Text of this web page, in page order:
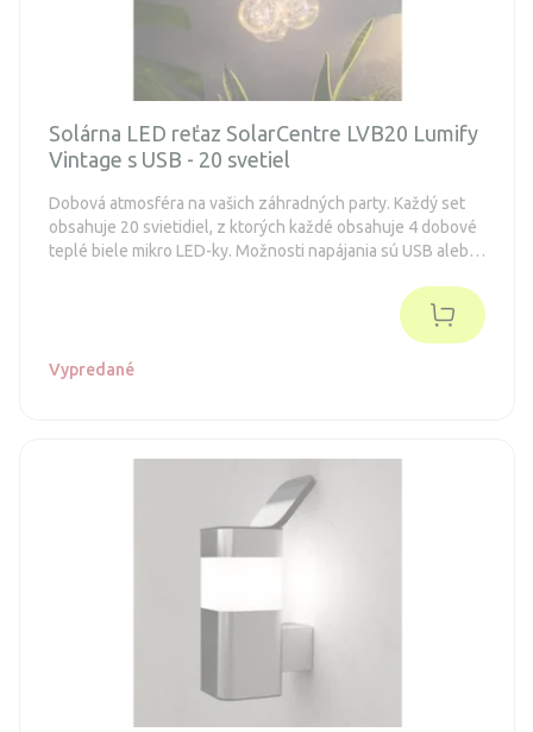
Solárna LED reťaz SolarCentre LVB20 Lumify
Vintage s USB - 20 svetiel
Dobová atmosféra na vašich záhradných party. Každý set
obsahuje 20 svietidiel, z ktorých každé obsahuje 4 dobové
teplé biele mikro LED-ky. Možnosti napájania sú USB alebo
Vypredané